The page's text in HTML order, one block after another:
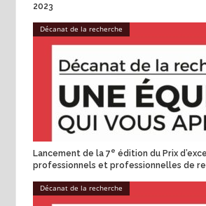
2023
Décanat de la recherche
Lancement de la 7e édition du Prix
professionnels et professionnelles de
Décanat de la recherche